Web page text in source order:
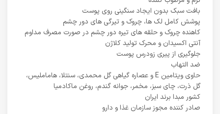
بافت سبک بدون ایجاد سنگینی روی پوست
پوشش کامل لک ها، چروک و تیرگی های دور چشم
کاهنده چروک و حلقه های تیره دور چشم در صورت مصرف مداوم
آنتی اکسیدان و محرک تولید کلاژن
جلوگیری از پیری زودرس پوست
ضد التهاب
حاوی ویتامین E و عصاره گیاهی گل محمدی، سنتلا، هاماملیس،
گل ذرت، چای سبز، مخمر، جوانه گندم، روغن ماکادمیا
کشور مبدا برند ایران
صادر کننده مجوز سازمان غذا و دارو